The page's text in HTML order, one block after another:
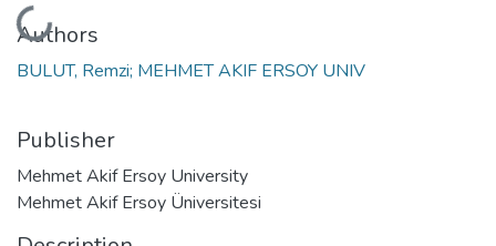
Loading...
Authors
BULUT, Remzi; MEHMET AKIF ERSOY UNIV
Publisher
Mehmet Akif Ersoy University
Mehmet Akif Ersoy Üniversitesi